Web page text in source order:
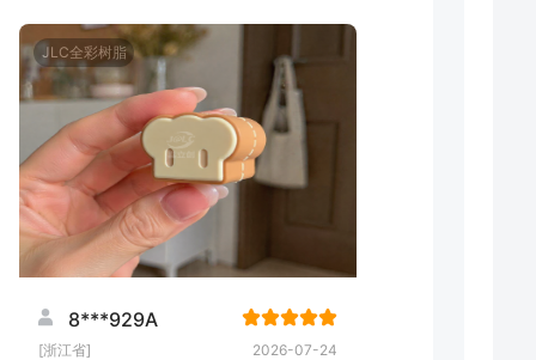
JLC全彩树脂
8***929A
[浙江省] 2026-07-24